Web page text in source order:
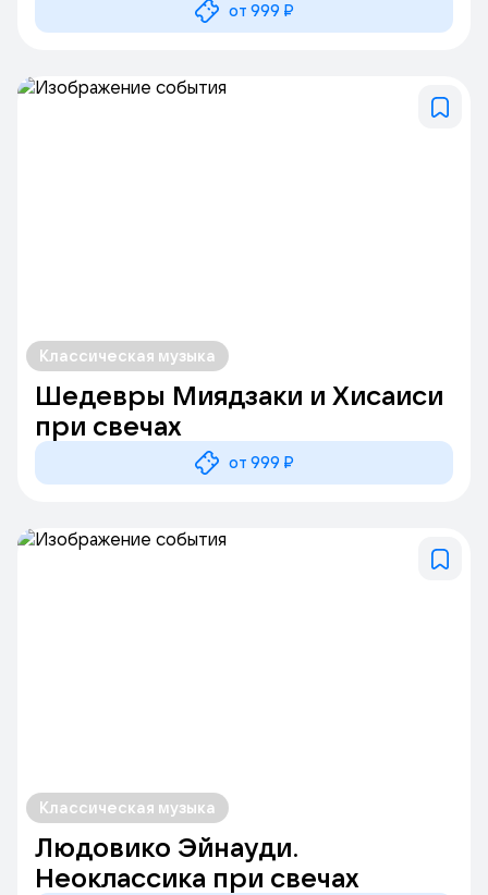
от 999 ₽
Классическая музыка
Шедевры Миядзаки и Хисаиси
при свечах
от 999 ₽
Классическая музыка
Людовико Эйнауди.
Неоклассика при свечах